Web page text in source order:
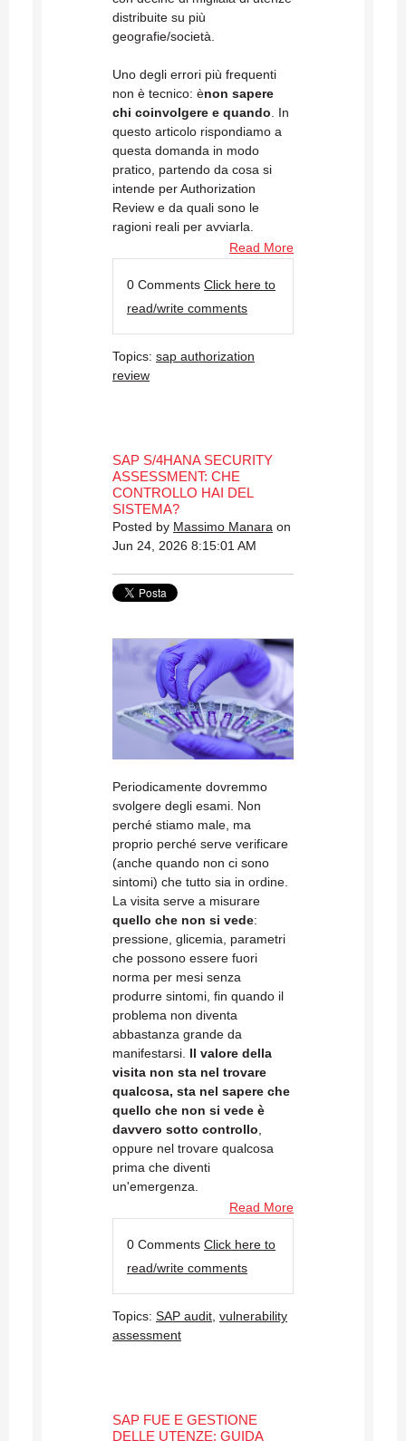
distribuite su più
geografie/società.
Uno degli errori più frequenti
non è tecnico: ènon sapere
chi coinvolgere e quando . In
questo articolo rispondiamo a
questa domanda in modo
pratico, partendo da cosa si
intende per Authorization
Review e da quali sono le
ragioni reali per avviarla.
Read More
0 Comments Click here to
read/write comments
Topics: sap authorization
review
SAP S/4HANA SECURITY
ASSESSMENT: CHE
CONTROLLO HAI DEL
SISTEMA?
Posted by Massimo Manara on
Jun 24, 2026 8:15:01 AM
Periodicamente dovremmo
svolgere degli esami. Non
perché stiamo male, ma
proprio perché serve verificare
(anche quando non ci sono
sintomi) che tutto sia in ordine.
La visita serve a misurare
quello che non si vede:
pressione, glicemia, parametri
che possono essere fuori
norma per mesi senza
produrre sintomi, fin quando il
problema non diventa
abbastanza grande da
manifestarsi. Il valore della
visita non sta nel trovare
qualcosa, sta nel sapere che
quello che non si vede è
davvero sotto controllo,
oppure nel trovare qualcosa
prima che diventi
un'emergenza.
Read More
0 Comments Click here to
read/write comments
Topics: SAP audit, vulnerability
assessment
SAP FUE E GESTIONE
DELLE UTENZE: GUIDA